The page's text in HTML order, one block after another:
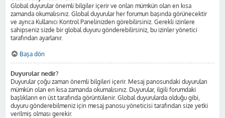
Global duyurular önemli bilgiler içerir ve onları mümkün olan en kısa
zamanda okumalısınız. Global duyurular her forumun başında görünecektir
ve ayrıca Kullanıcı Kontrol Panelinizden görebilirsiniz. Gerekli izinlere
sahipseniz sizde bir global duyuru gönderebilirsiniz, bu izinler yönetici
tarafından ayarlanır.
Başa dön
Duyurular nedir?
Duyurular çoğu zaman önemli bilgileri içerir. Mesaj panosundaki duyuruları
mümkün olan en kısa zamanda okumalısınız. Duyurular, ilgili forumdaki
başlıkların en üst tarafında görüntülenir. Global duyurularda olduğu gibi,
duyuru gönderebilmeniz için mesaj panosu yöneticisi tarafından size yetki
verilmiş olması gerekir.